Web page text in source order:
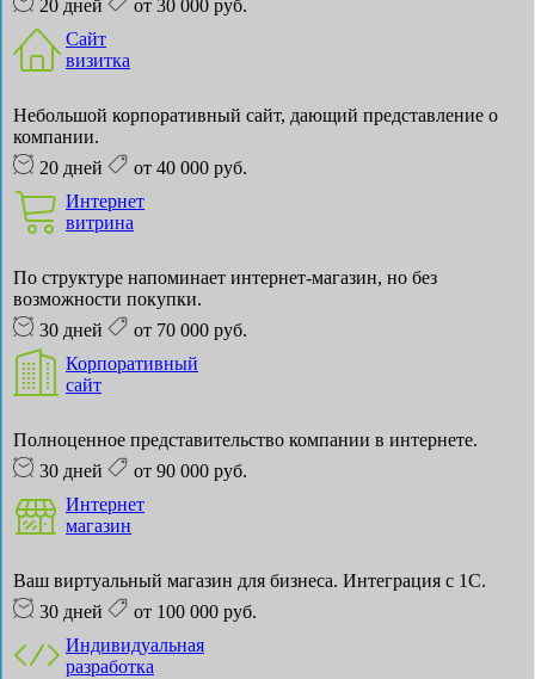
20 дней
от 30 000 руб.
Сайт
визитка
Небольшой корпоративный сайт, дающий представление о
компании.
20 дней
от 40 000 руб.
Интернет
витрина
По структуре напоминает интернет-магазин, но без
возможности покупки.
30 дней
от 70 000 руб.
Корпоративный
сайт
Полноценное представительство компании в интернете.
30 дней
от 90 000 руб.
Интернет
магазин
Ваш виртуальный магазин для бизнеса. Интеграция с 1С.
30 дней
от 100 000 руб.
Индивидуальная
разработка